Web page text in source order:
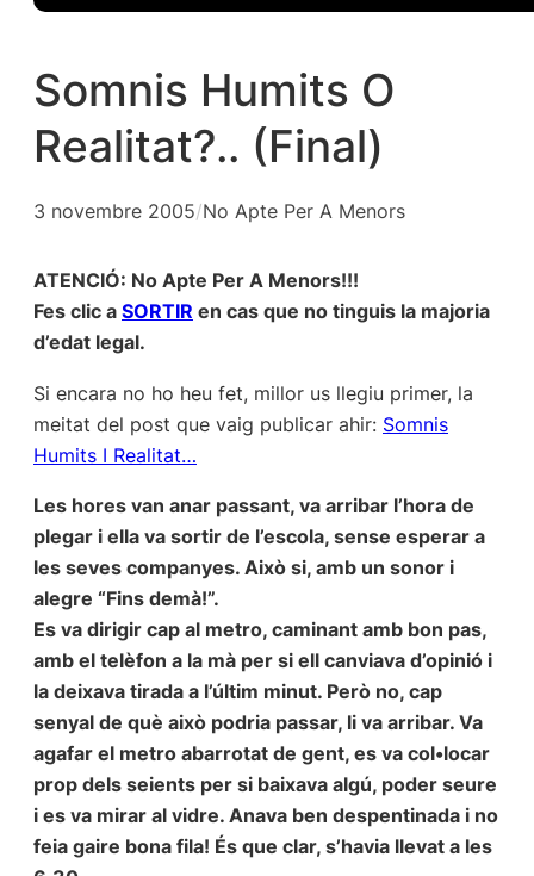
Somnis Humits O
Realitat?.. (Final)
3 novembre 2005/No Apte Per A Menors
ATENCIÓ: No Apte Per A Menors!!!
Fes clic a SORTIR en cas que no tinguis la majoria
d’edat legal.
Si encara no ho heu fet, millor us llegiu primer, la
meitat del post que vaig publicar ahir: Somnis
Humits I Realitat…
Les hores van anar passant, va arribar l’hora de
plegar i ella va sortir de l’escola, sense esperar a
les seves companyes. Això si, amb un sonor i
alegre “Fins demà!”.
Es va dirigir cap al metro, caminant amb bon pas,
amb el telèfon a la mà per si ell canviava d’opinió i
la deixava tirada a l’últim minut. Però no, cap
senyal de què això podria passar, li va arribar. Va
agafar el metro abarrotat de gent, es va col•locar
prop dels seients per si baixava algú, poder seure
i es va mirar al vidre. Anava ben despentinada i no
feia gaire bona fila! És que clar, s’havia llevat a les